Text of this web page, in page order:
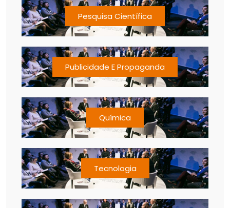
Pesquisa Científica
Publicidade E Propaganda
Química
Tecnologia